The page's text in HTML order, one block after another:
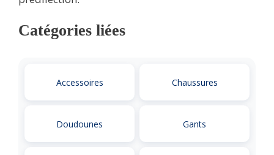
Catégories liées
Accessoires Chaussures
Doudounes Gants